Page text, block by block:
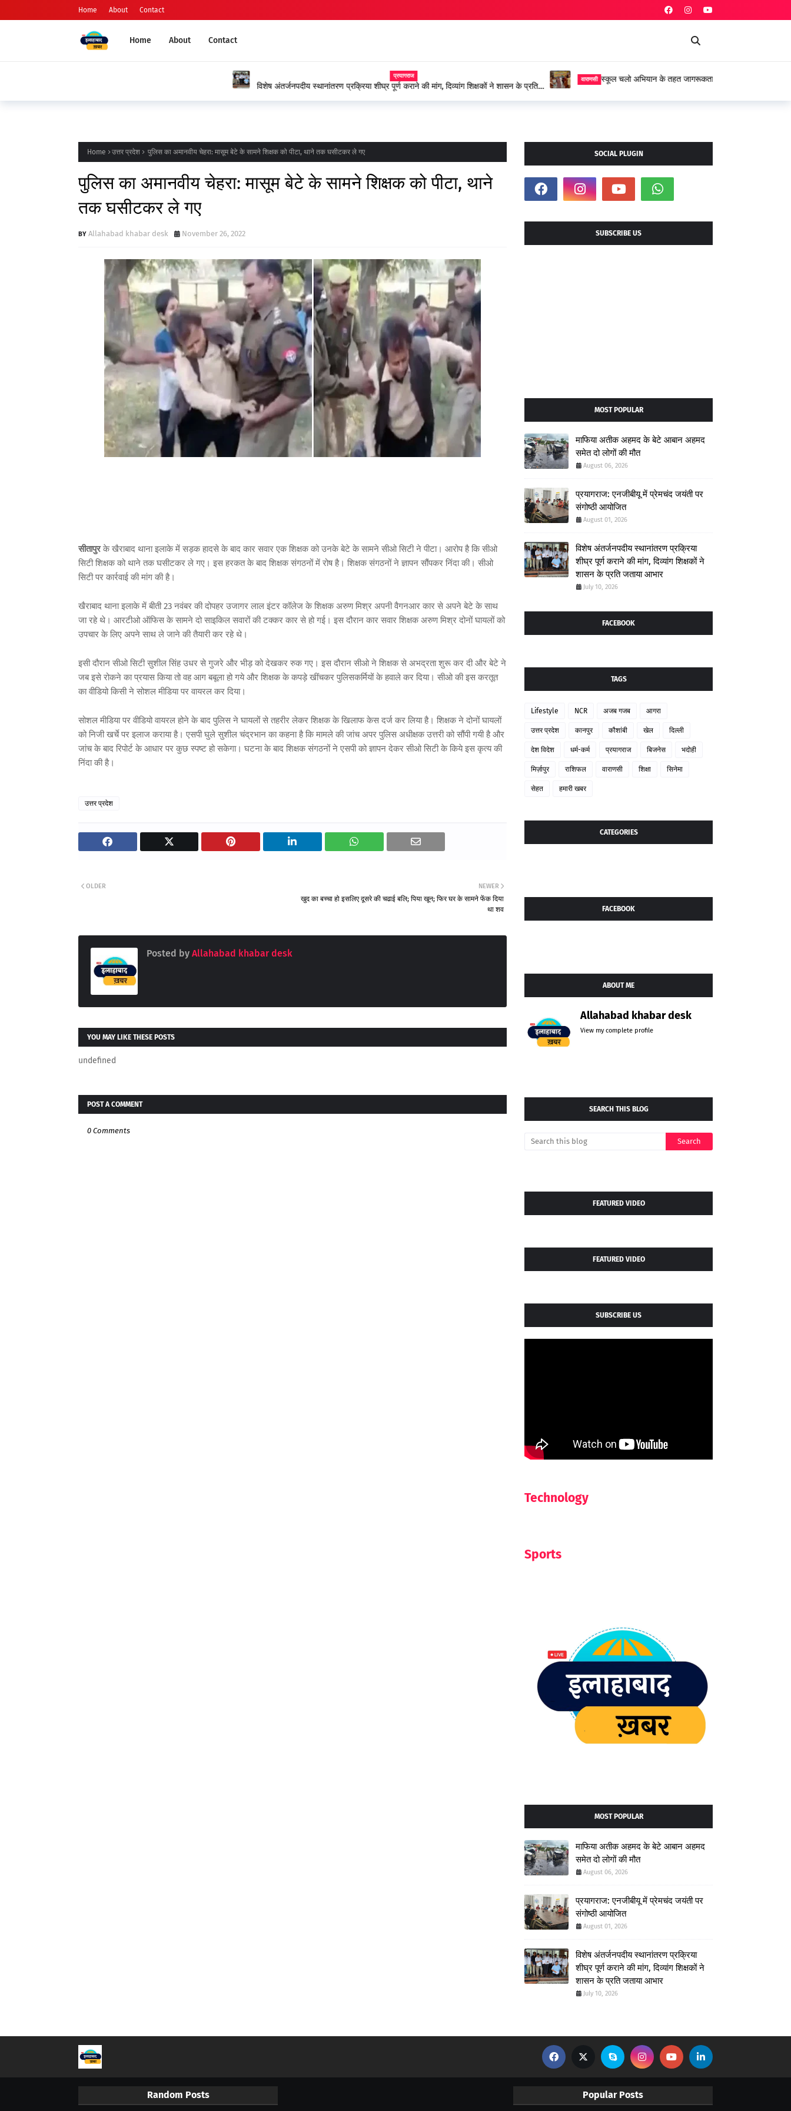
Home About Contact
Home About Contact
प्रयागराज
विशेष अंतर्जनपदीय स्थानांतरण प्रक्रिया शीघ्र पूर्ण कराने की मांग, दिव्यांग शिक्षकों ने शासन के प्रति
स्कूल चलो अभियान के तहत जागरूकता रैली का आयोजन
Home उत्तर प्रदेश पुलिस का अमानवीय चेहरा: मासूम बेटे के सामने शिक्षक को पीटा, थाने तक घसीटकर ले गए
पुलिस का अमानवीय चेहरा: मासूम बेटे के सामने शिक्षक को पीटा, थाने
तक घसीटकर ले गए
Allahabad khabar desk November 26, 2022
सीतापुरके खैराबाद थाना इलाके में सड़क हादसे के बाद कार सवार एक शिक्षक को उनके बेटे के सामने सीओ सिटी ने पीटा। आरोप है कि सीओ
सिटी शिक्षक को थाने तक घसीटकर ले गए। इस हरकत के बाद शिक्षक संगठनों में रोष है। शिक्षक संगठनों ने ज्ञापन सौंपकर निंदा की। सीओ
सिटी पर कार्रवाई की मांग की है।
खैराबाद थाना इलाके में बीती 23 नवंबर की दोपहर उजागर लाल इंटर कॉलेज के शिक्षक अरुण मिश्र अपनी वैगनआर कार से अपने बेटे के साथ
जा रहे थे। आरटीओ ऑफिस के सामने दो साइकिल सवारों की टक्कर कार से हो गई। इस दौरान कार सवार शिक्षक अरुण मिश्र दोनों घायलों को
उपचार के लिए अपने साथ ले जाने की तैयारी कर रहे थे।
इसी दौरान सीओ सिटी सुशील सिंह उधर से गुजरे और भीड़ को देखकर रुक गए। इस दौरान सीओ ने शिक्षक से अभद्रता शुरू कर दी और बेटे ने
जब इसे रोकने का प्रयास किया तो वह आग बबूला हो गये और शिक्षक के कपड़े खींचकर पुलिसकर्मियों के हवाले कर दिया। सीओ की इस करतूत
का वीडियो किसी ने सोशल मीडिया पर वायरल कर दिया।
सोशल मीडिया पर वीडियो वायरल होने के बाद पुलिस ने घायलों से तहरीर लेकर शिक्षक के खिलाफ केस दर्ज कर लिया है। शिक्षक ने दोनों घायलों
को निजी खर्चे पर इलाज कराया है। एसपी घुले सुशील चंद्रभान का कहना है कि मामले की जांच अपर पुलिस अधीक्षक उत्तरी को सौंपी गयी है और
जांच के बाद रिपोर्ट के आधार पर कुछ स्पष्ट हो सकेगा। घटना के बाद शिक्षक संगठनों ने एसपी को ज्ञापन देकर सीओ सिटी के किये इस कृत्य की
निंदा की है।
उत्तर प्रदेश
NEWER
खुद का बच्चा हो इसलिए दूसरे की चढाई बलि; पिया खून; फिर घर के सामने फेंक दिया
था शव
OLDER
Posted by Allahabad khabar desk
YOU MAY LIKE THESE POSTS
undefined
POST A COMMENT
0 Comments
SOCIAL PLUGIN
SUBSCRIBE US
MOST POPULAR
माफिया अतीक अहमद के बेटे आबान अहमद
समेत दो लोगों की मौत
August 06, 2026
प्रयागराज: एनजीबीयू में प्रेमचंद जयंती पर
संगोष्ठी आयोजित
August 01, 2026
विशेष अंतर्जनपदीय स्थानांतरण प्रक्रिया
शीघ्र पूर्ण कराने की मांग, दिव्यांग शिक्षकों ने
शासन के प्रति जताया आभार
July 10, 2026
FACEBOOK
TAGS
Lifestyle NCR अजब गजब आगरा
उत्तर प्रदेश कानपुर कौशांबी खेल दिल्ली
देश विदेश धर्म-कर्म प्रयागराज बिजनेस भदोही
मिर्ज़ापुर राशिफल वाराणसी शिक्षा सिनेमा
सेहत हमारी खबर
CATEGORIES
FACEBOOK
ABOUT ME
Allahabad khabar desk
View my complete profile
SEARCH THIS BLOG
FEATURED VIDEO
FEATURED VIDEO
SUBSCRIBE US
Technology
Sports
MOST POPULAR
माफिया अतीक अहमद के बेटे आबान अहमद
समेत दो लोगों की मौत
August 06, 2026
प्रयागराज: एनजीबीयू में प्रेमचंद जयंती पर
संगोष्ठी आयोजित
August 01, 2026
विशेष अंतर्जनपदीय स्थानांतरण प्रक्रिया
शीघ्र पूर्ण कराने की मांग, दिव्यांग शिक्षकों ने
शासन के प्रति जताया आभार
July 10, 2026
Random Posts Popular Posts